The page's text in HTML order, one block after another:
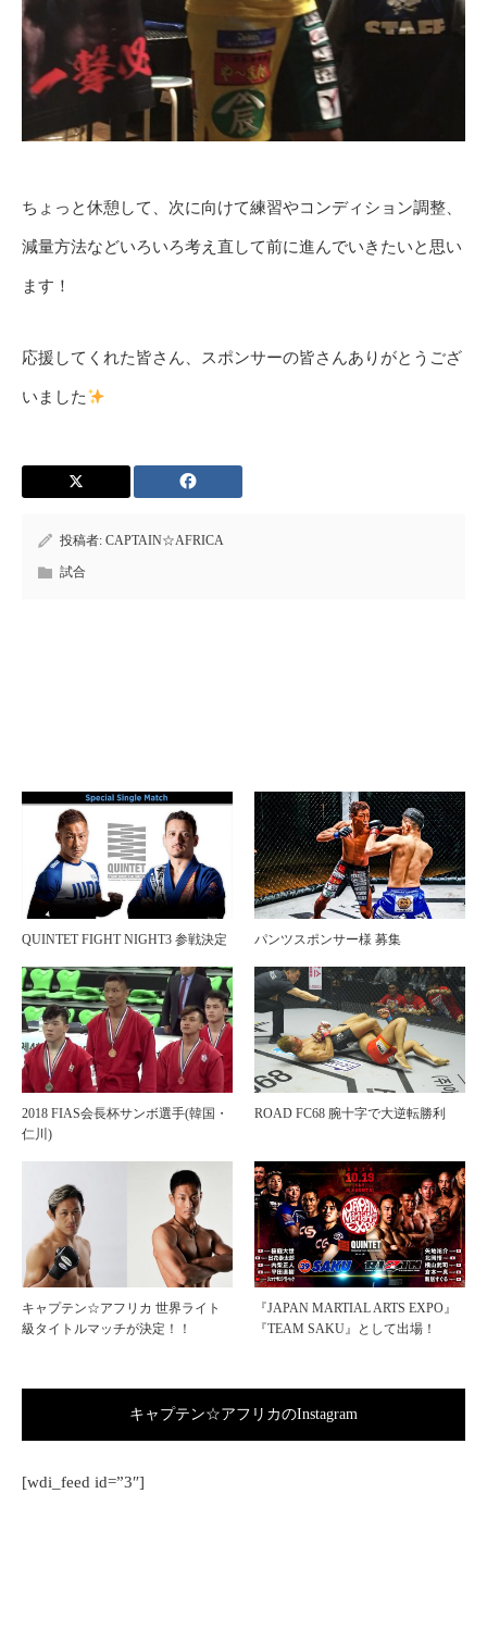
ちょっと休憩して、次に向けて練習やコンディション調整、
減量方法などいろいろ考え直して前に進んでいきたいと思い
ます！
応援してくれた皆さん、スポンサーの皆さんありがとうござ
いました
投稿者: CAPTAIN☆AFRICA
試合
QUINTET FIGHT NIGHT3 参戦決定 パンツスポンサー様 募集
2018 FIAS会長杯サンボ選手(韓国・
仁川)
ROAD FC68 腕十字で大逆転勝利
キャプテン☆アフリカ 世界ライト
級タイトルマッチが決定！！
『JAPAN MARTIAL ARTS EXPO』
『TEAM SAKU』として出場！
キャプテン☆アフリカのInstagram
[wdi_feed id=”3″]